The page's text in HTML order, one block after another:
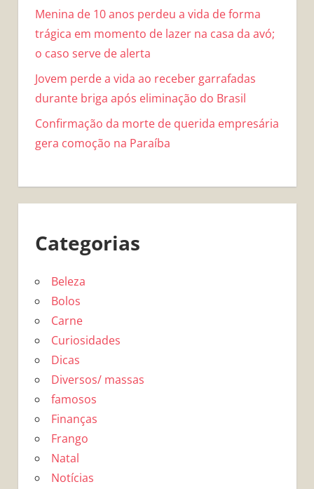
Menina de 10 anos perdeu a vida de forma
trágica em momento de lazer na casa da avó;
o caso serve de alerta
Jovem perde a vida ao receber garrafadas
durante briga após eliminação do Brasil
Confirmação da morte de querida empresária
gera comoção na Paraíba
Categorias
Beleza
Bolos
Carne
Curiosidades
Dicas
Diversos/ massas
famosos
Finanças
Frango
Natal
Notícias